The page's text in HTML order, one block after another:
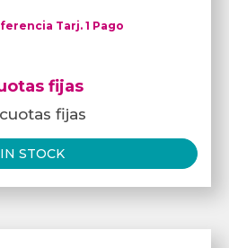
Tarj. 1 Pago
fijas
fijas
STOCK